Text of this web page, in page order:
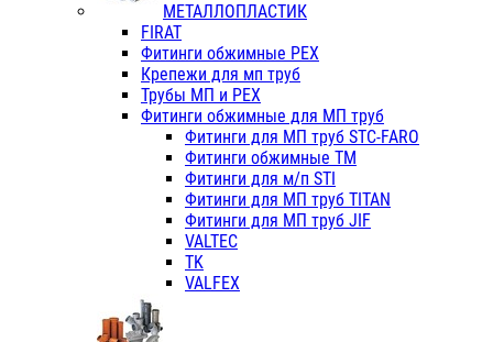
МЕТАЛЛОПЛАСТИК
FIRAT
Фитинги обжимные PEX
Крепежи для мп труб
Трубы МП и PEX
Фитинги обжимные для МП труб
Фитинги для МП труб STC-FARO
Фитинги обжимные ТМ
Фитинги для м/п STI
Фитинги для МП труб TITAN
Фитинги для МП труб JIF
VALTEC
TK
VALFEX